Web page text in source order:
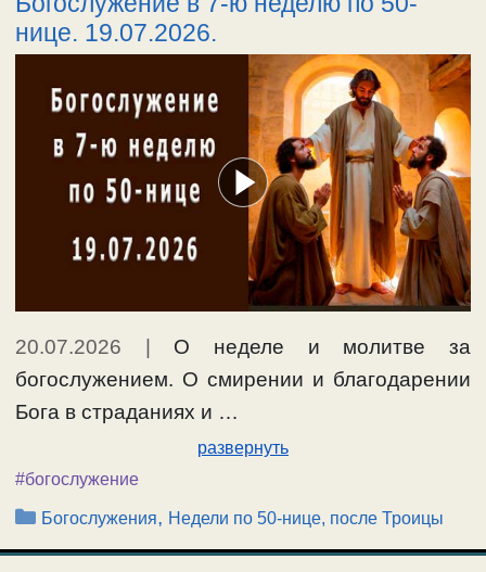
нице. 19.07.2026.
20.07.2026
О неделе и молитве за
богослужением. О смирении и благодарении
Бога в страданиях и …
развернуть
#богослужение
Рубрики
Богослужения, Недели по 50-нице, после Троицы